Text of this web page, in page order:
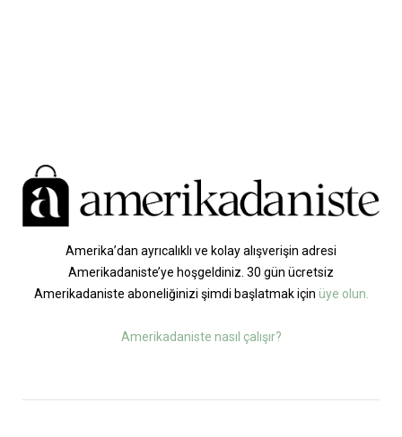
Amerika’dan ayrıcalıklı ve kolay alışverişin adresi
Amerikadaniste’ye hoşgeldiniz. 30 gün ücretsiz
Amerikadaniste aboneliğinizi şimdi başlatmak için üye olun.
Amerikadaniste nasıl çalışır?